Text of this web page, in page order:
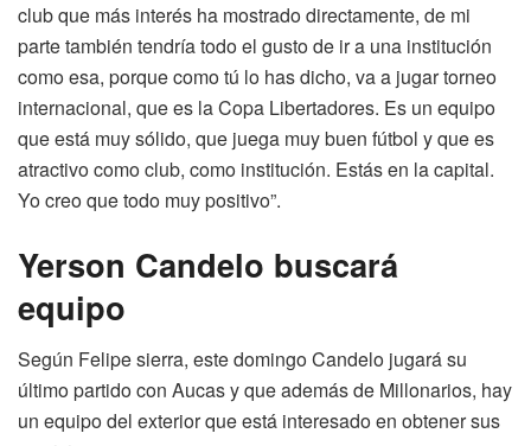
club que más interés ha mostrado directamente, de mi
parte también tendría todo el gusto de ir a una institución
como esa, porque como tú lo has dicho, va a jugar torneo
internacional, que es la Copa Libertadores. Es un equipo
que está muy sólido, que juega muy buen fútbol y que es
atractivo como club, como institución. Estás en la capital.
Yo creo que todo muy positivo”.
Yerson Candelo buscará
equipo
Según Felipe sierra, este domingo Candelo jugará su
último partido con Aucas y que además de Millonarios, hay
un equipo del exterior que está interesado en obtener sus